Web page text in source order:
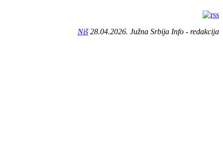
Niš28.04.2026. Južna Srbija Info - redakcija